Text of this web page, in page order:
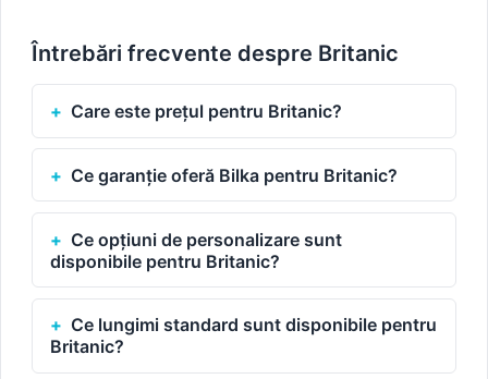
Întrebări frecvente despre Britanic
Care este prețul pentru Britanic?
Ce garanție oferă Bilka pentru Britanic?
Ce opțiuni de personalizare sunt
disponibile pentru Britanic?
Ce lungimi standard sunt disponibile pentru
Britanic?